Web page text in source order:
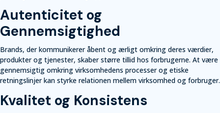
Autenticitet og
Gennemsigtighed
Brands, der kommunikerer åbent og ærligt omkring deres værdier,
produkter og tjenester, skaber større tillid hos forbrugerne. At være
gennemsigtig omkring virksomhedens processer og etiske
retningslinjer kan styrke relationen mellem virksomhed og forbruger.
Kvalitet og Konsistens